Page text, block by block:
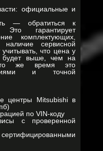
официальные и
— обратиться к
Это гарантирует
комплектующих,
сервисной
что цена у
будет выше, чем на
же время это
и точной
центры Mitsubishi в
по VIN-коду
с проверенной